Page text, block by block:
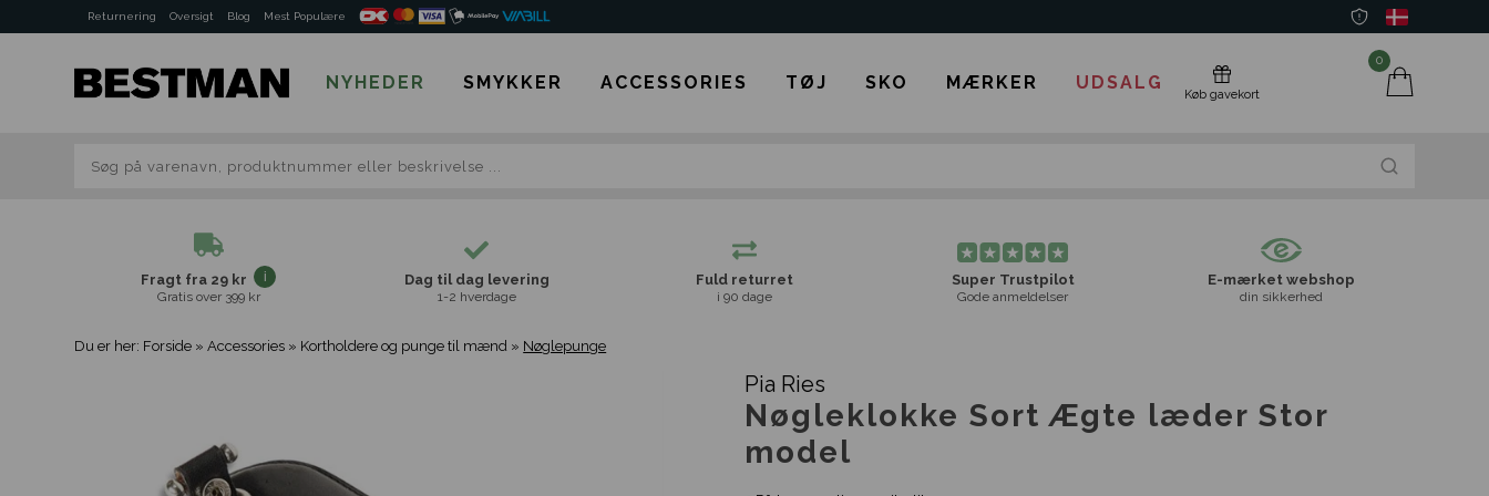
Returnering Oversigt Blog Mest Populære
NYHEDER SMYKKER ACCESSORIES TØJ SKO MÆRKER UDSALG
0
Køb gavekort
Fragt fra 29 kr
Gratis over 399 kr
Dag til dag levering
1-2 hverdage
Fuld returret
i 90 dage
Super Trustpilot
Gode anmeldelser
E-mærket webshop
din sikkerhed
Du er her: Forside »Accessories » Kortholdere og punge til mænd » Nøglepunge
Pia Ries
Nøgleklokke Sort Ægte læder Stor
model